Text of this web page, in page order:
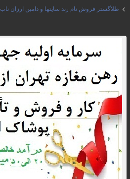
طلاگستر فروش نام رند سایتها و دامین ارزان ناب